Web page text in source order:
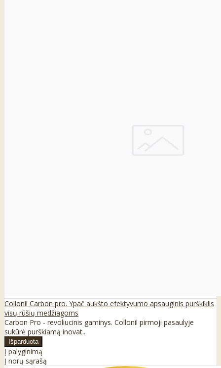
Collonil Carbon pro. Ypač aukšto efektyvumo apsauginis purškiklis
visų rūšių medžiagoms
Carbon Pro - revoliucinis gaminys. Collonil pirmoji pasaulyje
sukūrė purškiamą inovat..
Į palyginimą
Į norų sąrašą